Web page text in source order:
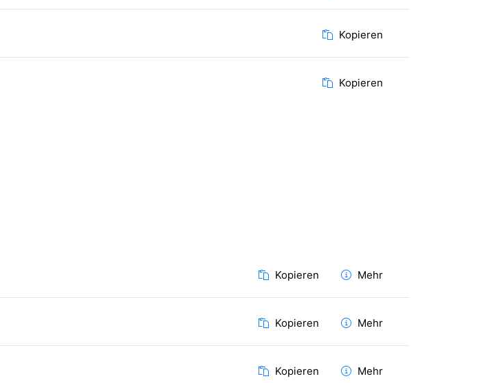
Kopieren
Kopieren
Kopieren Mehr
Kopieren Mehr
Kopieren Mehr